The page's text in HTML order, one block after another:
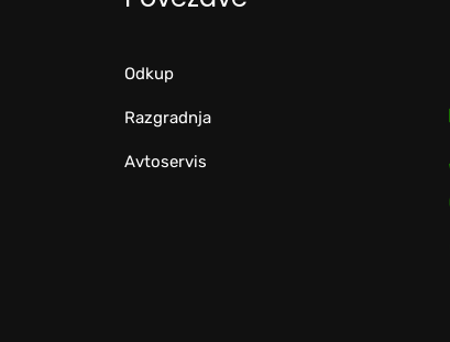
Odkup
Razgradnja
Avtoservis